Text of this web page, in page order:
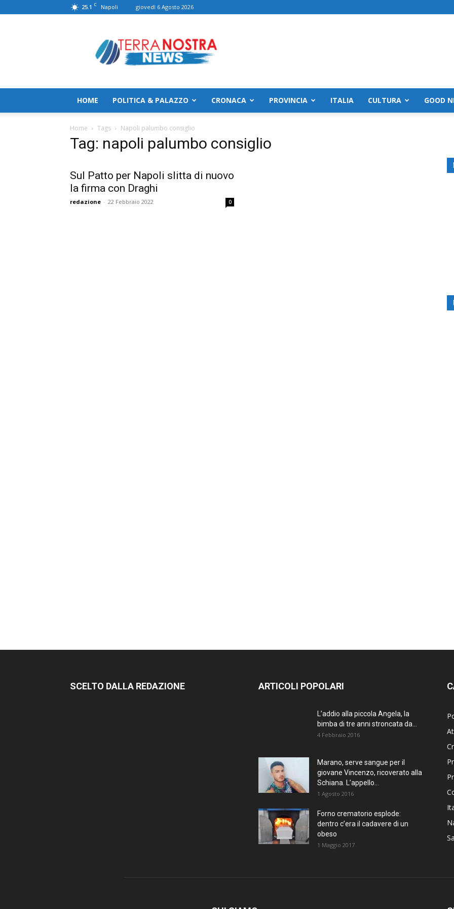
25.1 C Napoli giovedì 6 Agosto 2026
HOME POLITICA & PALAZZO CRONACA PROVINCIA ITALIA CULTURA GOOD
Home Tags Napoli palumbo consiglio
Tag: napoli palumbo consiglio
Sul Patto per Napoli slitta di nuovo
la firma con Draghi
redazione - 22 Febbraio 2022 0
SCELTO DALLA REDAZIONE ARTICOLI POPOLARI
L’addio alla piccola Angela, la
bimba di tre anni stroncata da...
4 Febbraio 2016
Marano, serve sangue per il
giovane Vincenzo, ricoverato alla
Schiana. L’appello...
1 Agosto 2016
Forno crematorio esplode:
dentro c’era il cadavere di un
obeso
1 Maggio 2017